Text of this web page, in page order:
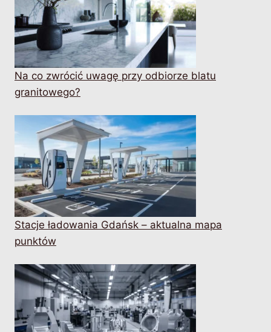
Na co zwrócić uwagę przy odbiorze blatu
granitowego?
Stacje ładowania Gdańsk – aktualna mapa
punktów